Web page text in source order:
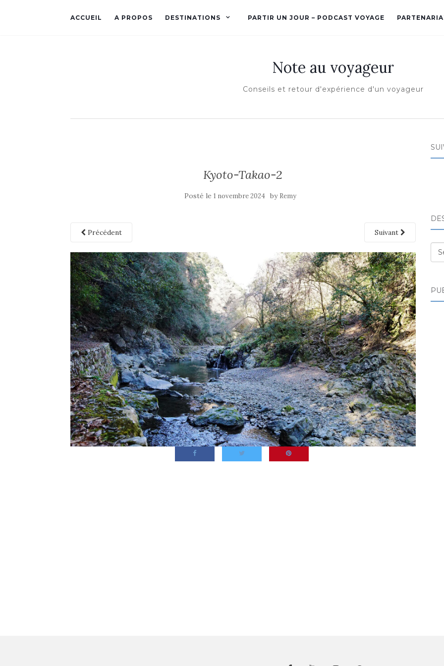
ACCUEIL A PROPOS DESTINATIONS PARTIR UN JOUR – PODCAST VOYAGE
Note au voyageur
Conseils et retour d'expérience d'un voyageur
Kyoto-Takao-2
Posté le1 novembre 2024 by Remy
Précédent Suivant